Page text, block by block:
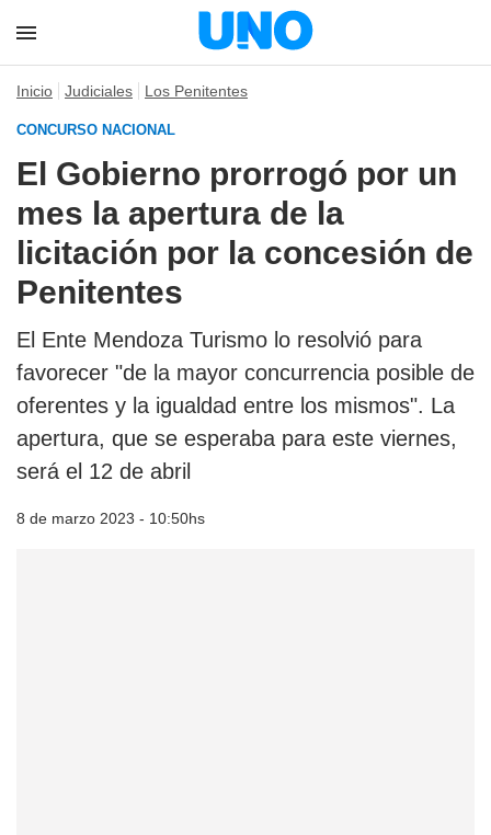
Inicio Judiciales Los Penitentes
CONCURSO NACIONAL
El Gobierno prorrogó por un
mes la apertura de la
licitación por la concesión de
Penitentes
El Ente Mendoza Turismo lo resolvió para
favorecer "de la mayor concurrencia posible de
oferentes y la igualdad entre los mismos". La
apertura, que se esperaba para este viernes,
será el 12 de abril
8 de marzo 2023 - 10:50hs